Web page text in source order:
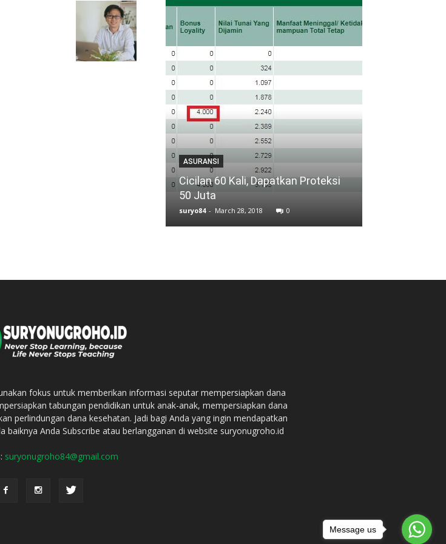
ASURANSI
Cicilan 60 Kali, Dapatkan Proteksi
50 Juta
suryo84 - March 28, 2018 0
fokus untuk memberikan informasi seputar mempersiapkan dana
tabungan pendidikan untuk anak-anak, mempersiapkan dana
perlindungan dana kesehatan. Jadi bagi Anda yang ingin mendapatkan
Anda Subscribe atau berlangganan di website suryonugroho.id
suryonugroho84@gmail.com
Message us